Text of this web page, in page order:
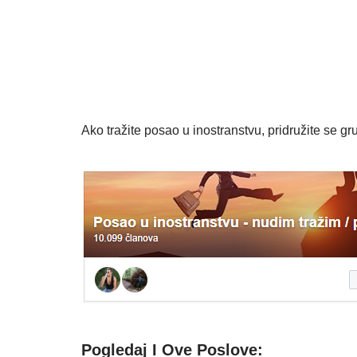
Ako tražite posao u inostranstvu, pridružite se
Pogledaj I Ove Poslove: